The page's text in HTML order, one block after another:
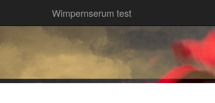
Wimpernserum test